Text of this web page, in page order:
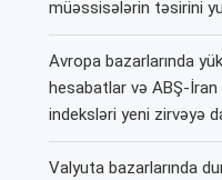
müəssisələrin təsirini
Avropa bazarlarında
hesabatlar və ABŞ-İran
indeksləri yeni zirvəyə
Valyuta bazarlarında